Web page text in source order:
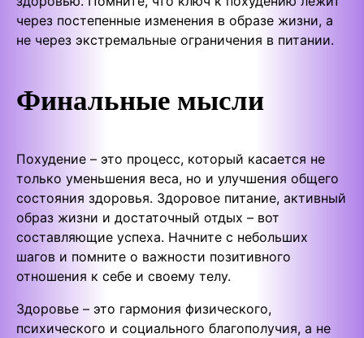
через постепенные изменения в образе жизни, а
не через экстремальные ограничения в питании.
Финальные мысли
Похудение – это процесс, который касается не
только уменьшения веса, но и улучшения общего
состояния здоровья. Здоровое питание, активный
образ жизни и достаточный отдых – вот
составляющие успеха. Начните с небольших
шагов и помните о важности позитивного
отношения к себе и своему телу.
Здоровье – это гармония физического,
психического и социального благополучия, а не